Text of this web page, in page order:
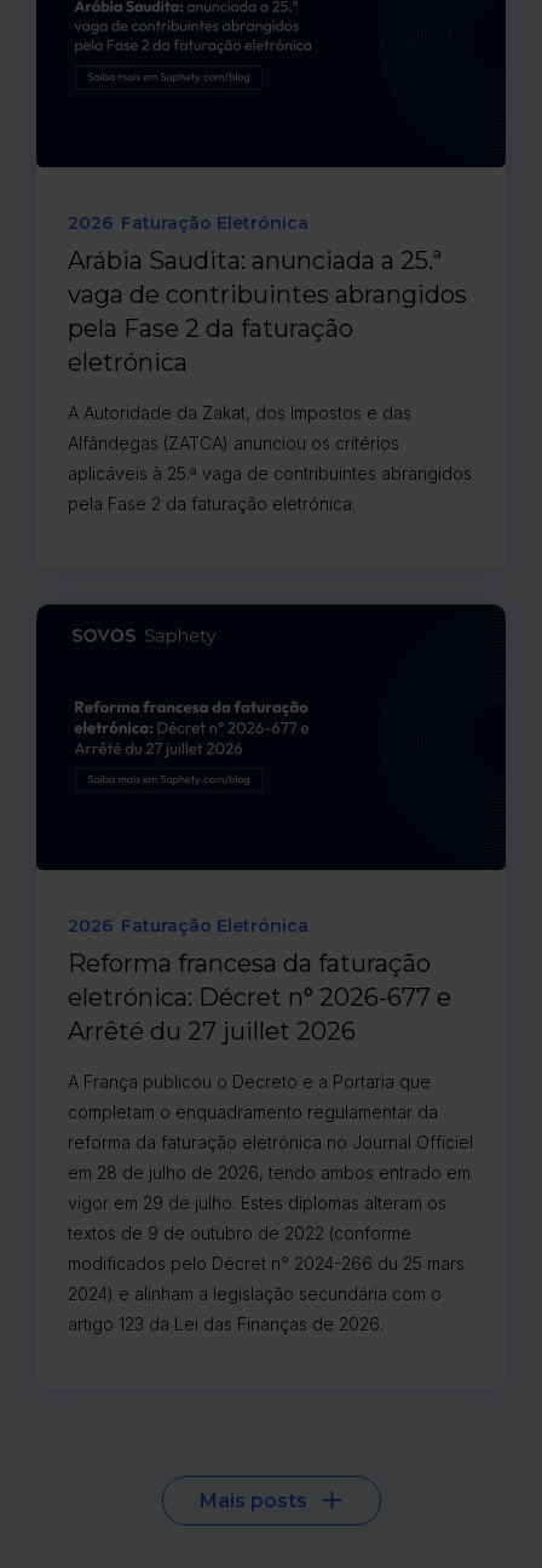
2026 Faturação Eletrónica
Arábia Saudita: anunciada a 25.ª
vaga de contribuintes abrangidos
pela Fase 2 da faturação
eletrónica
A Autoridade da Zakat, dos Impostos e das
Alfândegas (ZATCA) anunciou os critérios
aplicáveis à 25.ª vaga de contribuintes abrangidos
pela Fase 2 da faturação eletrónica.
2026 Faturação Eletrónica
Reforma francesa da faturação
eletrónica: Décret n° 2026-677 e
Arrêté du 27 juillet 2026
A França publicou o Decreto e a Portaria que
completam o enquadramento regulamentar da
reforma da faturação eletrónica no Journal Officiel
em 28 de julho de 2026, tendo ambos entrado em
vigor em 29 de julho. Estes diplomas alteram os
textos de 9 de outubro de 2022 (conforme
modificados pelo Décret n° 2024-266 du 25 mars
2024) e alinham a legislação secundária com o
artigo 123 da Lei das Finanças de 2026.
Mais posts